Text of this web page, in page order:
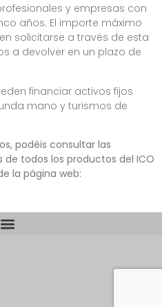
y empresas con
años. El importe máximo
solicitarse a través de esta
a devolver en un plazo de
financiar activos fijos
mano y turismos de
podéis consultar las
todos los productos del ICO
la página web: